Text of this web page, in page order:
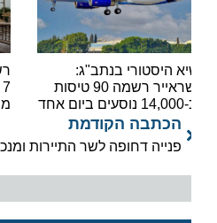
היסטורי בנתב"ג:
ישראייר רשמה 90 טיסות
רשת
7
הכתבה הקודמת
פנייה דחופה לשר התיירות ומנכ"ל